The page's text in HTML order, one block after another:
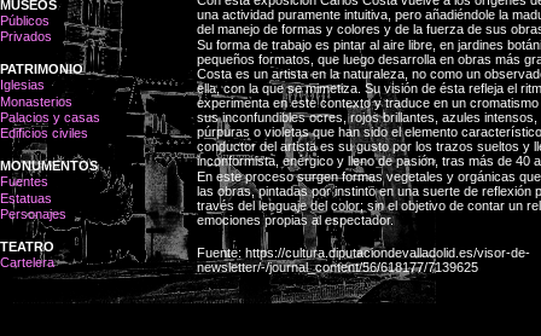
MUSEOS
Públicos
Privados
PATRIMONIO
Iglesias
Monasterios
Palacios y casas
Edificios civiles
MONUMENTOS
Fuentes
Estatuas
Personajes
TEATRO
Cartelera
una actividad puramente intuitiva, pero añadiéndole la
del manejo de formas y colores y de la fuerza de sus
Su forma de trabajo es pintar al aire libre, en jardines
pequeños formatos, que luego desarrolla en obras más
Costa es un artista en la naturaleza, no como un
ella, con la que se mimetiza. Su visión de ésta refleja el
experimenta en este contexto y traduce en un
sus inconfundibles ocres, rojos brillantes, azules
púrpuras o violetas que han sido el elemento
conductor del artista es su gusto por los trazos sueltos y
inconformista, enérgico y lleno de pasión, tras más de 40
En este proceso surgen formas vegetales y orgánicas
las obras, pintadas por instinto en una suerte de reflexión
través del lenguaje del color; sin el objetivo de contar un
emociones propias al espectador.
Fuente: https://cultura.diputaciondevalladolid.es/visor-de-
newsletter/-/journal_content/56/618177/7139625